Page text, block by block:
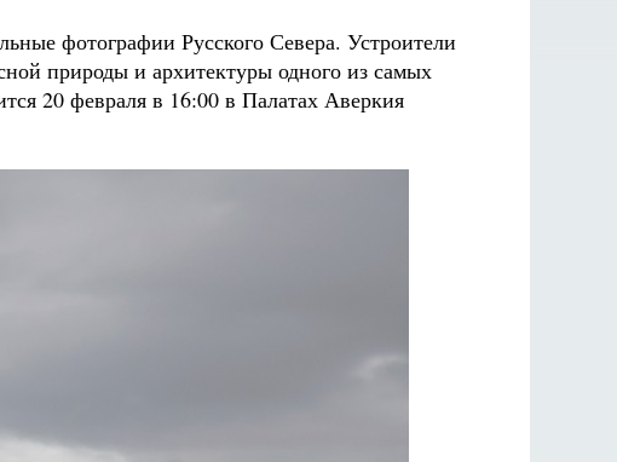
фотографии Русского Севера. Устроители
природы и архитектуры одного из самых
20 февраля в 16:00 в Палатах Аверкия